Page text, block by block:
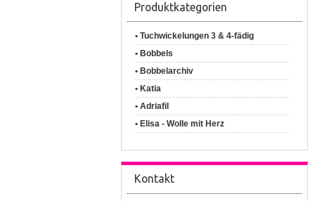
Produktkategorien
• Tuchwickelungen 3 & 4-fädig
• Bobbels
• Bobbelarchiv
• Katia
• Adriafil
• Elisa - Wolle mit Herz
Kontakt